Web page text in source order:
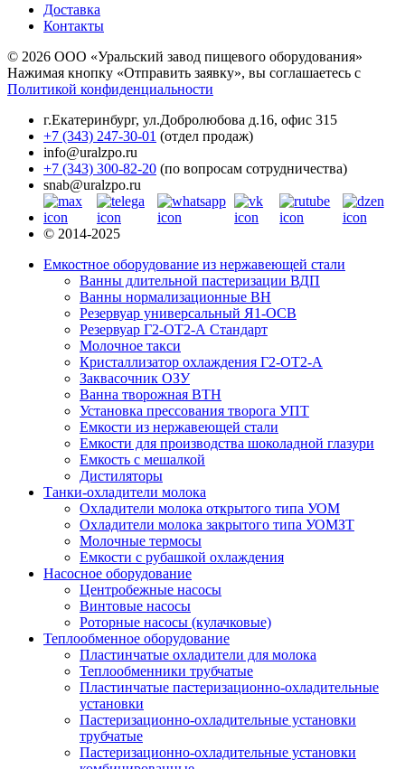
Доставка
Контакты
© 2026 ООО «Уральский завод пищевого оборудования»
Нажимая кнопку «Отправить заявку», вы соглашаетесь с
Политикой конфиденциальности
г.Екатеринбург, ул.Добролюбова д.16, офис 315
+7 (343) 247-30-01 (отдел продаж)
info@uralzpo.ru
+7 (343) 300-82-20 (по вопросам сотрудничества)
snab@uralzpo.ru
© 2014-2025
Емкостное оборудование из нержавеющей стали
Ванны длительной пастеризации ВДП
Ванны нормализационные ВН
Резервуар универсальный Я1-ОСВ
Резервуар Г2-ОТ2-А Стандарт
Молочное такси
Кристаллизатор охлаждения Г2-ОТ2-А
Заквасочник ОЗУ
Ванна творожная ВТН
Установка прессования творога УПТ
Емкости из нержавеющей стали
Емкости для производства шоколадной глазури
Емкость с мешалкой
Дистиляторы
Танки-охладители молока
Охладители молока открытого типа УОМ
Охладители молока закрытого типа УОМЗТ
Молочные термосы
Емкости с рубашкой охлаждения
Насосное оборудование
Центробежные насосы
Винтовые насосы
Роторные насосы (кулачковые)
Теплообменное оборудование
Пластинчатые охладители для молока
Теплообменники трубчатые
Пластинчатые пастеризационно-охладительные
установки
Пастеризационно-охладительные установки
трубчатые
Пастеризационно-охладительные установки